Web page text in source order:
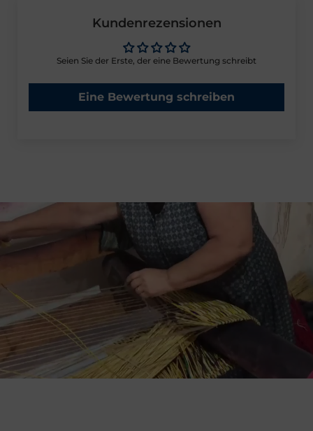
Kundenrezensionen
Seien Sie der Erste, der eine Bewertung schreibt
Eine Bewertung schreiben